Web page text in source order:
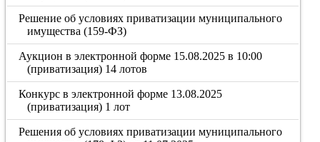
Решение об условиях приватизации муниципального
имущества (159-ФЗ)
Аукцион в электронной форме 15.08.2025 в 10:00
(приватизация) 14 лотов
Конкурс в электронной форме 13.08.2025
(приватизация) 1 лот
Решения об условиях приватизации муниципального